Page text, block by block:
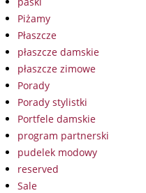
Piżamy
Płaszcze
płaszcze damskie
płaszcze zimowe
Porady
Porady stylistki
Portfele damskie
program partnerski
pudelek modowy
reserved
Sale